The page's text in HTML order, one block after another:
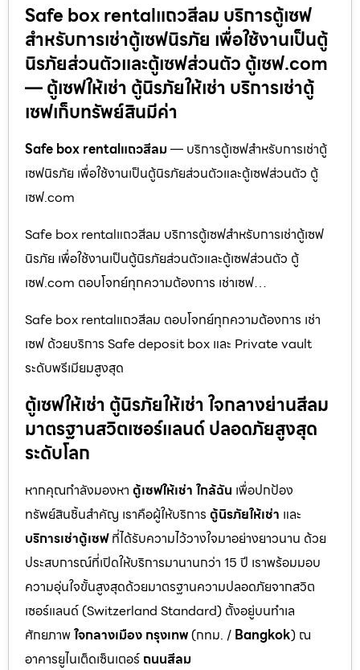
Safe box rentalแถวสีลม บริการตู้เซฟ
สำหรับการเช่าตู้เซฟนิรภัย เพื่อใช้งานเป็นตู้
นิรภัยส่วนตัวและตู้เซฟส่วนตัว ตู้เซฟ.com
— ตู้เซฟให้เช่า ตู้นิรภัยให้เช่า บริการเช่าตู้
เซฟเก็บทรัพย์สินมีค่า
Safe box rentalแถวสีลม— บริการตู้เซฟสำหรับการเช่าตู้
เซฟนิรภัย เพื่อใช้งานเป็นตู้นิรภัยส่วนตัวและตู้เซฟส่วนตัว ตู้
เซฟ.com
Safe box rentalแถวสีลม บริการตู้เซฟสำหรับการเช่าตู้เซฟ
นิรภัย เพื่อใช้งานเป็นตู้นิรภัยส่วนตัวและตู้เซฟส่วนตัว ตู้
เซฟ.com ตอบโจทย์ทุกความต้องการ เช่าเซฟ…
Safe box rentalแถวสีลม ตอบโจทย์ทุกความต้องการ เช่า
เซฟ ด้วยบริการ Safe deposit box และ Private vault
ระดับพรีเมียมสูงสุด
ตู้เซฟให้เช่า ตู้นิรภัยให้เช่า ใจกลางย่านสีลม
มาตรฐานสวิตเซอร์แลนด์ ปลอดภัยสูงสุด
ระดับโลก
หากคุณกำลังมองหา ตู้เซฟให้เช่า ใกล้ฉัน เพื่อปกป้อง
ทรัพย์สินชิ้นสำคัญ เราคือผู้ให้บริการ ตู้นิรภัยให้เช่า และ
บริการเช่าตู้เซฟที่ได้รับความไว้วางใจมาอย่างยาวนาน ด้วย
ประสบการณ์ที่เปิดให้บริการมานานกว่า 15 ปี เราพร้อมมอบ
ความอุ่นใจขั้นสูงสุดด้วยมาตรฐานความปลอดภัยจากสวิต
เซอร์แลนด์ (Switzerland Standard) ตั้งอยู่บนทำเล
ศักยภาพใจกลางเมือง กรุงเทพ(กทม. / Bangkok) ณ
อาคารยูไนเต็ดเซ็นเตอร์ ถนนสีลม